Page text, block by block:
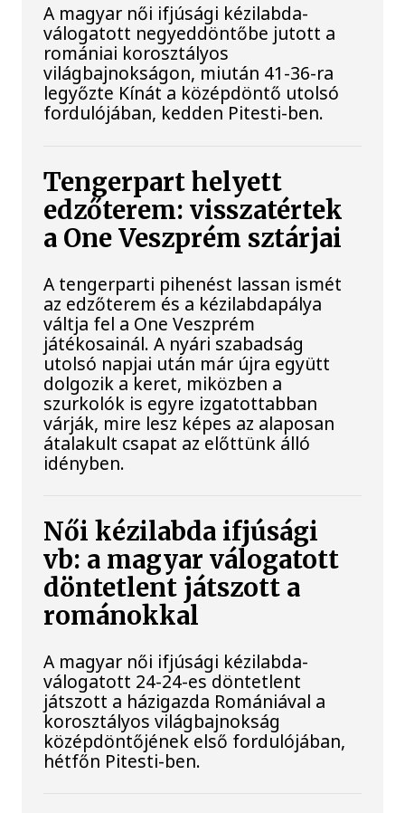
A magyar női ifjúsági kézilabda-
válogatott negyeddöntőbe jutott a
romániai korosztályos
világbajnokságon, miután 41-36-ra
legyőzte Kínát a középdöntő utolsó
fordulójában, kedden Pitesti-ben.
Tengerpart helyett
edzőterem: visszatértek
a One Veszprém sztárjai
A tengerparti pihenést lassan ismét
az edzőterem és a kézilabdapálya
váltja fel a One Veszprém
játékosainál. A nyári szabadság
utolsó napjai után már újra együtt
dolgozik a keret, miközben a
szurkolók is egyre izgatottabban
várják, mire lesz képes az alaposan
átalakult csapat az előttünk álló
idényben.
Női kézilabda ifjúsági
vb: a magyar válogatott
döntetlent játszott a
románokkal
A magyar női ifjúsági kézilabda-
válogatott 24-24-es döntetlent
játszott a házigazda Romániával a
korosztályos világbajnokság
középdöntőjének első fordulójában,
hétfőn Pitesti-ben.